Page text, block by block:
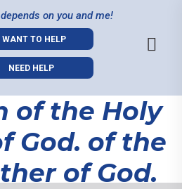
on you and me!
I WANT TO HELP
NEED HELP
of the Holy
God. of the
of God.